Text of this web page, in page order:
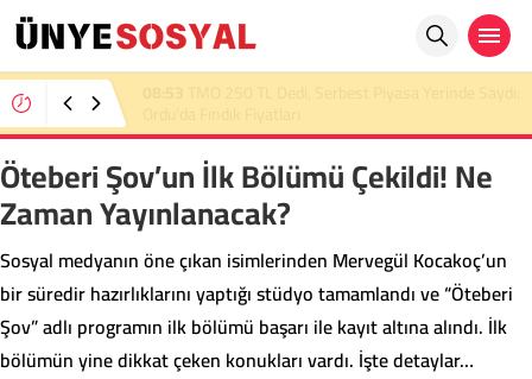
Öteberi Şov’un İlk Bölümü Çekildi! Ne
Zaman Yayınlanacak?
Sosyal medyanın öne çıkan isimlerinden Mervegül Kocakoç’un
bir süredir hazırlıklarını yaptığı stüdyo tamamlandı ve “Öteberi
Şov” adlı programın ilk bölümü başarı ile kayıt altına alındı. İlk
bölümün yine dikkat çeken konukları vardı. İşte detaylar…